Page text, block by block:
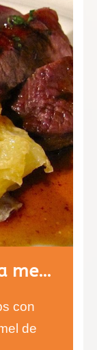
Sesión Gastronómica menú 2
con
de